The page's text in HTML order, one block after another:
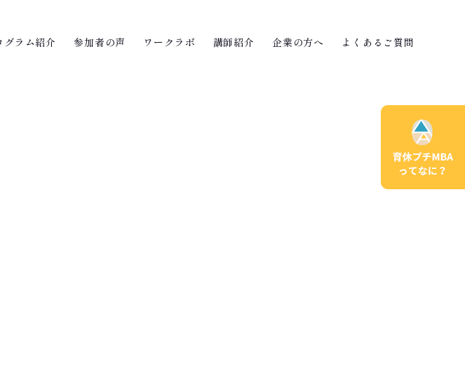
グラム紹介 参加者の声 ワークラボ 講師紹介 企業の方へ よくあるご質問